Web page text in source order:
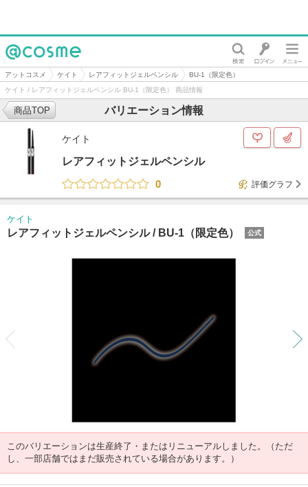
@cosme
アットコスメ ケイト レアフィットジェルペンシル
BU-1（限定色）
ケイト / レアフィットジェルペンシル BU-1（限定色） 商品情報
バリエーション情報
商品TOP
ケイト
レアフィットジェルペンシル
0
評価グラフ
ケイト
レアフィットジェルペンシル / BU-1（限定色） 公式
このバリエーションは生産終了・またはリニューアルしました。（ただ
し、一部店舗ではまだ販売されている場合があります。）